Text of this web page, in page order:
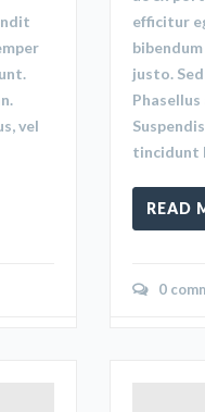
vel
efficitur
justo.
tincidunt
READ
0